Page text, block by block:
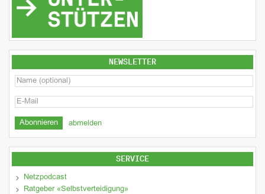
NEWSLETTER
abmelden
SERVICE
Netzpodcast
Ratgeber «Selbstverteidigung»